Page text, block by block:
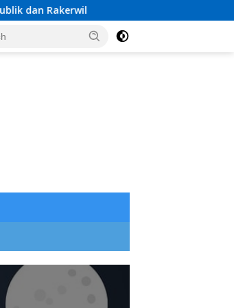
Diduga Data Anak Dimasukkan ke